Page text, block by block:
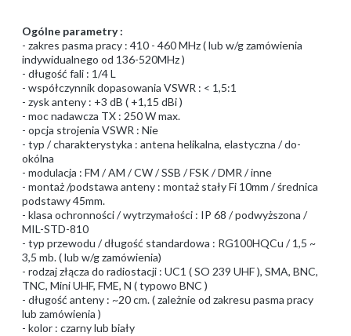
Ogólne parametry :
- zakres pasma pracy : 410 - 460 MHz ( lub w/g zamówienia
indywidualnego od 136-520MHz )
- długość fali : 1/4 L
- współczynnik dopasowania VSWR : < 1,5:1
- zysk anteny : +3 dB ( +1,15 dBi )
- moc nadawcza TX : 250 W max.
- opcja strojenia VSWR : Nie
- typ / charakterystyka : antena helikalna, elastyczna / do-
okólna
- modulacja : FM / AM / CW / SSB / FSK / DMR / inne
- montaż /podstawa anteny : montaż stały Fi 10mm / średnica
podstawy 45mm.
- klasa ochronności / wytrzymałości : IP 68 / podwyższona /
MIL-STD-810
- typ przewodu / długość standardowa : RG100HQCu / 1,5 ~
3,5 mb. ( lub w/g zamówienia)
- rodzaj złącza do radiostacji : UC1 ( SO 239 UHF ), SMA, BNC,
TNC, Mini UHF, FME, N ( typowo BNC )
- długość anteny : ~20 cm. ( zależnie od zakresu pasma pracy
lub zamówienia )
- kolor : czarny lub biały